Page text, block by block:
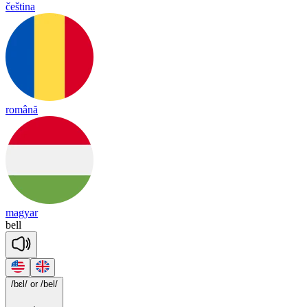
čeština
română
magyar
bell
/bɛl/ or /bel/